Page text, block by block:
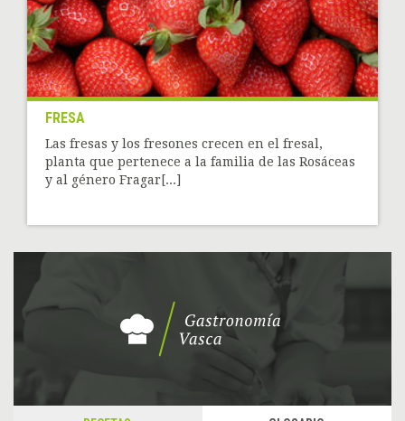
FRESA
Las fresas y los fresones crecen en el fresal,
planta que pertenece a la familia de las Rosáceas
y al género Fragar[...]